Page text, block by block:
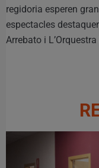
regidoria esperen
espectacles
Arrebato i